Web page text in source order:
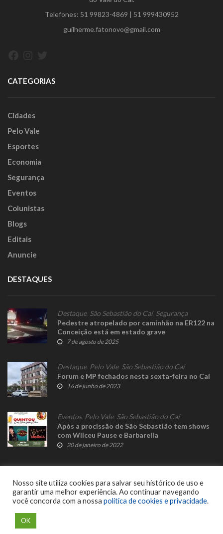
Telefones: 51 99823-4869 | 51 999430952
guilherme.fatonovo@gmail.com
CATEGORIAS
Cidades
Pelo Vale
Esportes
Economia
Segurança
Eventos
Colunistas
Blogs
Editais
Anuncie
DESTAQUES
Destaque, São Sebastião do Caí, Segurança
Pedestre atropelado por caminhão na ER122 na
Conceição está em estado grave
7 de agosto de 2025
Destaque, Pelo Vale, São Sebastião do Caí
Forum e MP fechados nesta sexta-feira no Caí
16 de junho de 2023
Eventos, Pelo Vale, São Sebastião do Caí
Após a procissão de São Sebastião tem shows
com Wilceu Pause e Barbarella
20 de janeiro de 2022
Nosso site utiliza cookies para salvar seu histórico de uso e
garantir uma melhor experiência. Ao continuar navegando
você concorda com a nossa política de cookies e privacidade.
OK